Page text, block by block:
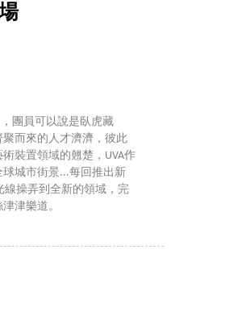
，團員可以說是臥虎藏
而來的人才濟濟，彼此
裝置領域的翹楚，UVA作
城市街景...每回推出新
線操弄到全新的領域，完
津樂道。